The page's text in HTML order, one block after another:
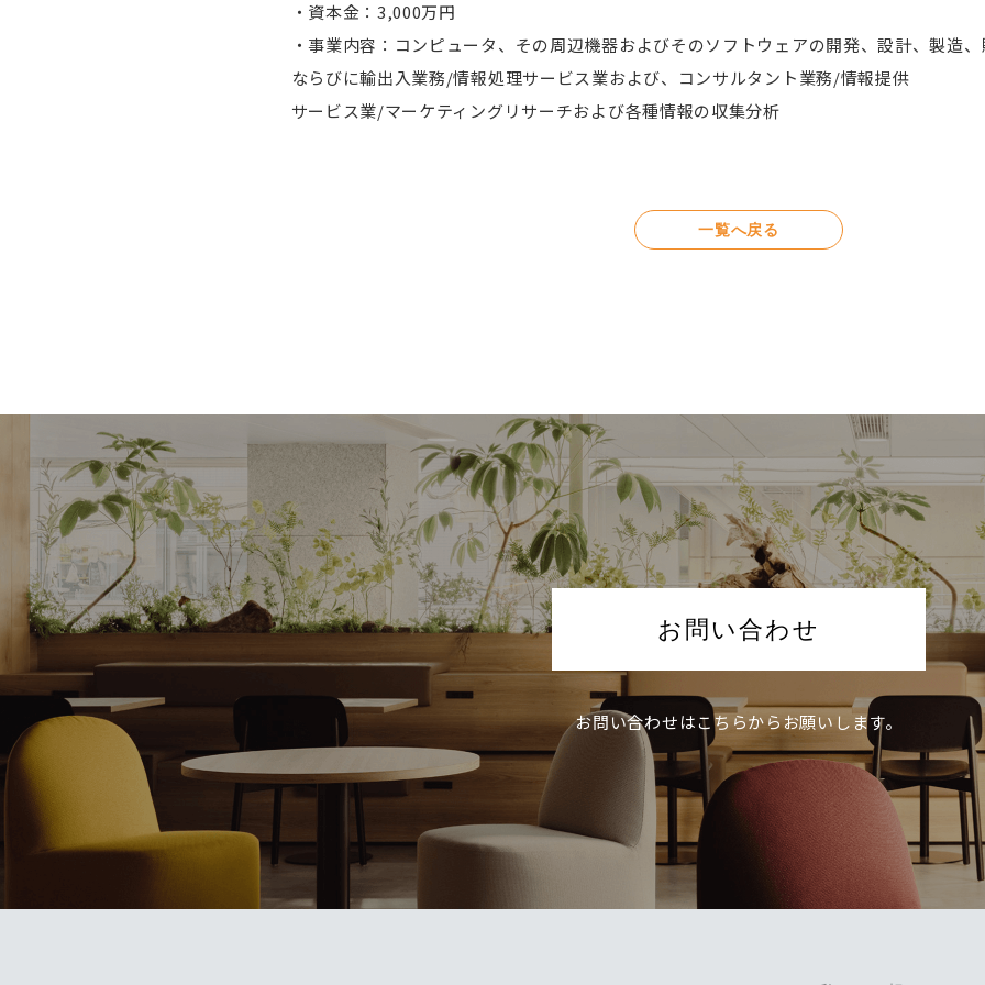
・資本金：3,000万円
・事業内容：コンピュータ、その周辺機器およびそのソフトウェアの開発、設計、製造
ならびに輸出入業務/情報処理サービス業および、コンサルタント業務/情報提供
サービス業/マーケティングリサーチおよび各種情報の収集分析
一覧へ戻る
お問い合わせ
お問い合わせはこちらからお願いします。